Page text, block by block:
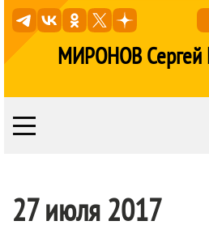
МИРОНОВ Сергей
27 июля 2017